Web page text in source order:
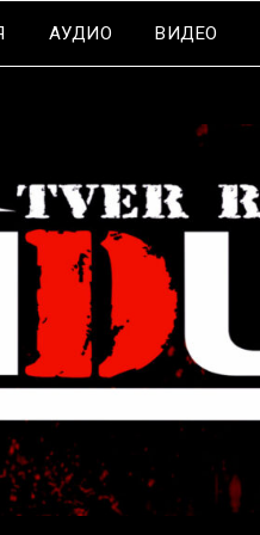
АУДИО ВИДЕО